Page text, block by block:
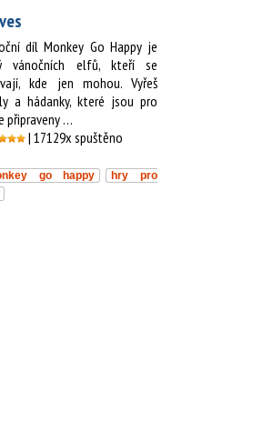
díl Monkey Go Happy je
vánočních elfů, kteří se
kde jen mohou. Vyřeš
a hádanky, které jsou pro
připraveny …
| 17129x spuštěno
go happy
hry pro